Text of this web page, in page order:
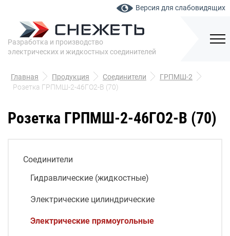
Версия для слабовидящих
Разработка и производство
электрических и жидкостных соединителей
Главная Продукция Соединители
ГРПМШ-2
Розетка ГРПМШ-2-46ГО2-В (70)
Розетка ГРПМШ-2-46ГО2-В (70)
Соединители
Гидравлические (жидкостные)
Электрические цилиндрические
Электрические прямоугольные